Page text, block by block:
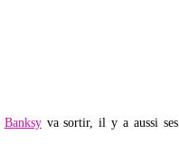
Banksyva sortir, il y a aussi ses